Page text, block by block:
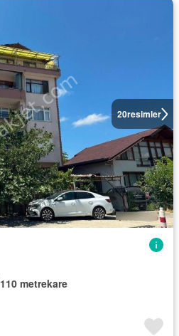
20resimler
110 metrekare